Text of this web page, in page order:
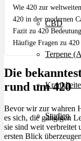
CBD
Terpene
Studien
Wie 420 zur
420 in der modernen
Fazit zu 420 Bedeutung
Häufige Fragen zu 420
Die
rund um 420
Bevor wir zur wahren
es sich, die gängigen
sie sind weit verbreitet
ersten Blick